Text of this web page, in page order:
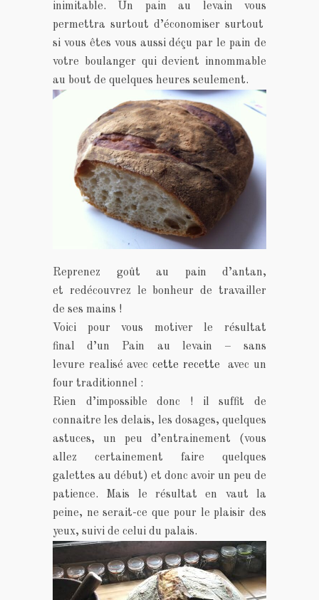
inimitable. Un pain au levain vous
permettra surtout d’économiser surtout
si vous êtes vous aussi déçu par le pain de
votre boulanger qui devient innommable
au bout de quelques heures seulement.
Reprenez goût au pain d’antan,
et redécouvrez le bonheur de travailler
de ses mains !
Voici pour vous motiver le résultat
final d’un Pain au levain – sans
levure realisé aveccette recette avec un
four traditionnel :
Rien d’impossible donc ! il suffit de
connaitre les delais, les dosages, quelques
astuces, un peu d’entrainement (vous
allez certainement faire quelques
galettes au début) et donc avoir un peu de
patience. Mais le résultat en vaut la
peine, ne serait-ce que pour le plaisir des
yeux, suivi de celui du palais.